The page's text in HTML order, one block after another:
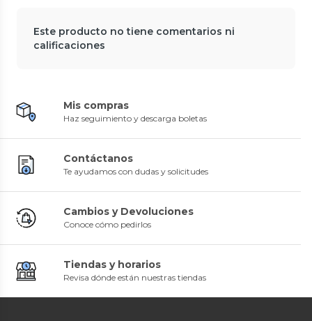
Este producto no tiene comentarios ni
calificaciones
Mis compras
Haz seguimiento y descarga boletas
Contáctanos
Te ayudamos con dudas y solicitudes
Cambios y Devoluciones
Conoce cómo pedirlos
Tiendas y horarios
Revisa dónde están nuestras tiendas